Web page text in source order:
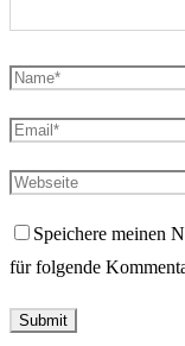
Speichere meinen
für folgende